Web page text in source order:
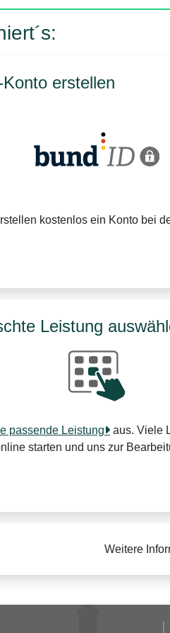
erstellen
kostenlos ein Konto bei
Leistung
passende Leistung
aus. Viele
starten und uns zur
Weitere